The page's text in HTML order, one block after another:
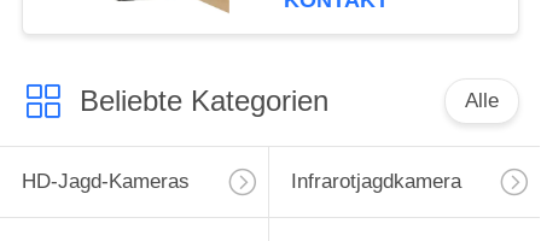
Beliebte Kategorien Alle
HD-Jagd-Kameras Infrarotjagdkamera